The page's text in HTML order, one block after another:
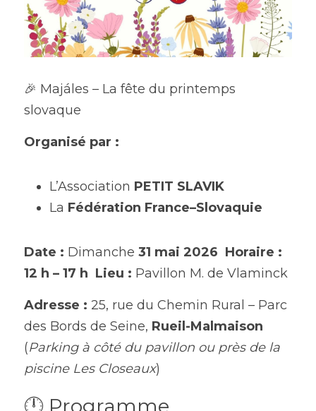
🎉 Majáles – La fête du printemps
slovaque
Organisé par :
L’Association PETIT SLAVIK
La Fédération France–Slovaquie
Date : Dimanche 31 mai 2026 Horaire :
12 h – 17 h Lieu : Pavillon M. de Vlaminck
Adresse : 25, rue du Chemin Rural – Parc
des Bords de Seine, Rueil-Malmaison
(Parking à côté du pavillon ou près de la
piscine Les Closeaux)
🕛 Programme